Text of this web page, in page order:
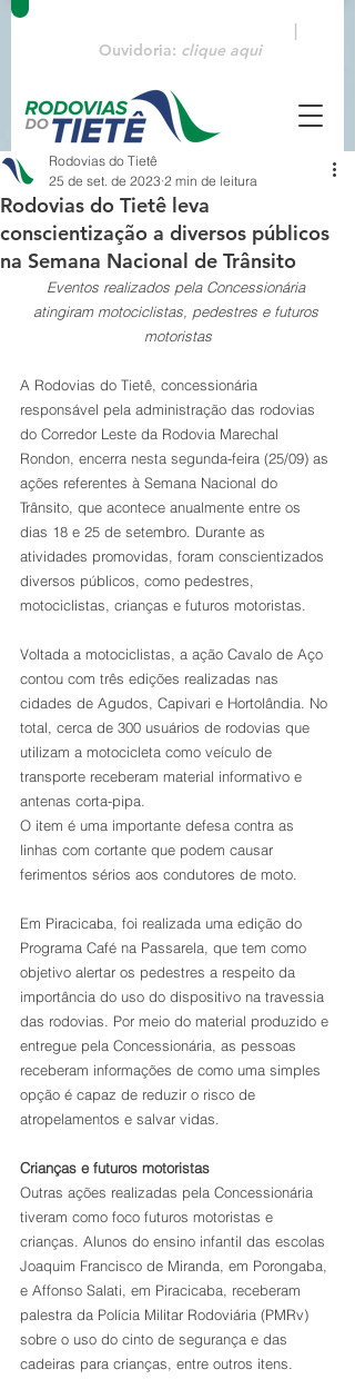
|
Ouvidoria: clique aqui
Rodovias do Tietê leva
conscientização a diversos públicos
na Semana Nacional de Trânsito
Rodovias do Tietê
25 de set. de 2023 2 min de leitura
Eventos realizados pela Concessionária
atingiram motociclistas, pedestres e futuros
motoristas
A Rodovias do Tietê, concessionária
responsável pela administração das rodovias
do Corredor Leste da Rodovia Marechal
Rondon, encerra nesta segunda-feira (25/09) as
ações referentes à Semana Nacional do
Trânsito, que acontece anualmente entre os
dias 18 e 25 de setembro. Durante as
atividades promovidas, foram conscientizados
diversos públicos, como pedestres,
motociclistas, crianças e futuros motoristas.
Voltada a motociclistas, a ação Cavalo de Aço
contou com três edições realizadas nas
cidades de Agudos, Capivari e Hortolândia. No
total, cerca de 300 usuários de rodovias que
utilizam a motocicleta como veículo de
transporte receberam material informativo e
antenas corta-pipa.
O item é uma importante defesa contra as
linhas com cortante que podem causar
ferimentos sérios aos condutores de moto.
Em Piracicaba, foi realizada uma edição do
Programa Café na Passarela, que tem como
objetivo alertar os pedestres a respeito da
importância do uso do dispositivo na travessia
das rodovias. Por meio do material produzido e
entregue pela Concessionária, as pessoas
receberam informações de como uma simples
opção é capaz de reduzir o risco de
atropelamentos e salvar vidas.
Crianças e futuros motoristas
Outras ações realizadas pela Concessionária
tiveram como foco futuros motoristas e
crianças. Alunos do ensino infantil das escolas
Joaquim Francisco de Miranda, em Porongaba,
e Affonso Salati, em Piracicaba, receberam
palestra da Polícia Militar Rodoviária (PMRv)
sobre o uso do cinto de segurança e das
cadeiras para crianças, entre outros itens.